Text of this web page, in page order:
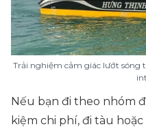
Trải nghiệm cảm giác lướt sóng
Nếu bạn đi theo nhóm
kiệm chi phí, đi tàu